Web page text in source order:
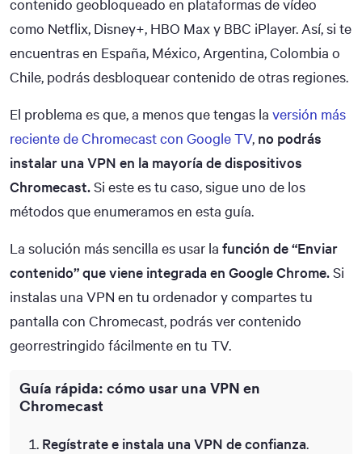
como Netflix, Disney+, HBO Max y BBC iPlayer. Así, si te
encuentras en España, México, Argentina, Colombia o
Chile, podrás desbloquear contenido de otras regiones.
El problema es que, a menos que tengas la versión más
reciente de Chromecast con Google TV, no podrás
instalar una VPN en la mayoría de dispositivos
Chromecast.Si este es tu caso, sigue uno de los
métodos que enumeramos en esta guía.
La solución más sencilla es usar la función de “Enviar
contenido” que viene integrada en Google Chrome.Si
instalas una VPN en tu ordenador y compartes tu
pantalla con Chromecast, podrás ver contenido
georrestringido fácilmente en tu TV.
Guía rápida: cómo usar una VPN en
Chromecast
Regístrate e instala una VPN de confianza.